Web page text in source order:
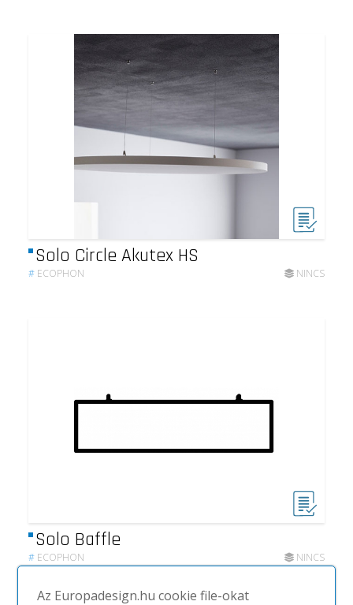
Solo Circle Akutex HS
# ECOPHON NINCS
Solo Baffle
# ECOPHON NINCS
Az Europadesign.hu cookie file-okat